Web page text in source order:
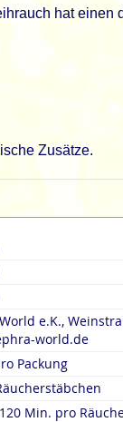
hat einen
Zusätze.
e.K.,
world.de
Packung
Min. pro